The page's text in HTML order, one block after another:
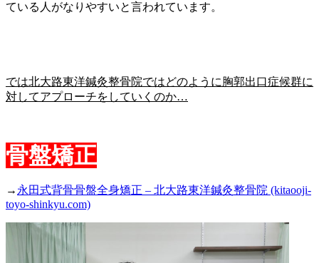
ている人がなりやすいと言われています。
では北大路東洋鍼灸整骨院ではどのように胸郭出口症候群に
対してアプローチをしていくのか…
骨盤矯正
→ 永田式背骨骨盤全身矯正 – 北大路東洋鍼灸整骨院 (kitaooji-
toyo-shinkyu.com)